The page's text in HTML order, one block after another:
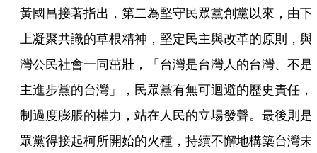
黃國昌接著指出，第二為堅守民眾黨創黨以來，由下
上凝聚共識的草根精神，堅定民主與改革的原則，與
灣公民社會一同茁壯，「台灣是台灣人的台灣、不是
主進步黨的台灣」，民眾黨有無可迴避的歷史責任，
制過度膨脹的權力，站在人民的立場發聲。最後則是
眾黨得接起柯所開始的火種，持續不懈地構築台灣未